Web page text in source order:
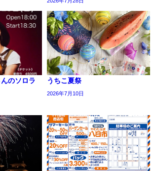
のソロラ
うちこ夏祭
2026年7月10日